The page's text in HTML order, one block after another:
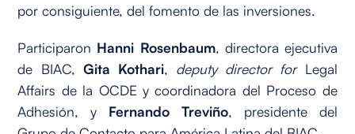
por consiguiente, del fomento de las inversiones.
Participaron Hanni Rosenbaum, directora ejecutiva
de BIAC, Gita Kothari, deputy director for Legal
Affairs de la OCDE y coordinadora del Proceso de
Adhesión, y Fernando Treviño, presidente del